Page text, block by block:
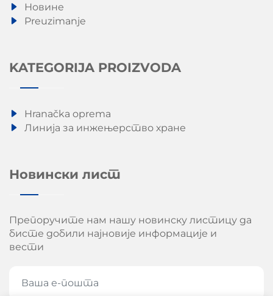
Новине
Preuzimanje
KATEGORIJA PROIZVODA
Hranačka oprema
Линија за инжењерство хране
Новински лист
Препоручите нам нашу новинску листицу да
бисте добили најновије информације и
вести